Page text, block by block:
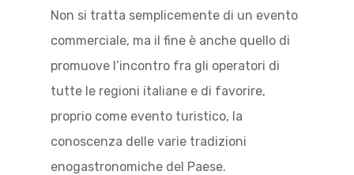
Non si tratta semplicemente di un evento
commerciale, ma il fine è anche quello di
promuove l’incontro fra gli operatori di
tutte le regioni italiane e di favorire,
proprio come evento turistico, la
conoscenza delle varie tradizioni
enogastronomiche del Paese.